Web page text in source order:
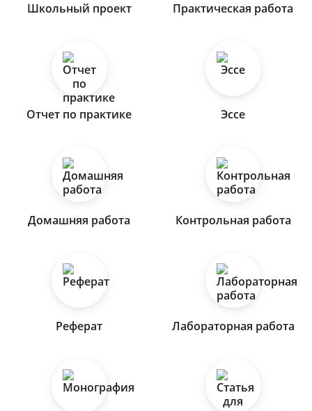
Школьный проект Практическая работа
Отчет по практике Эссе
Домашняя работа Контрольная работа
Реферат Лабораторная работа